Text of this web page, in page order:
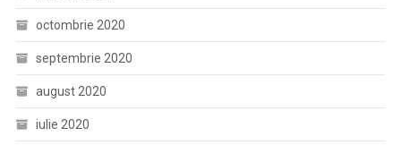
octombrie 2020
septembrie 2020
august 2020
iulie 2020